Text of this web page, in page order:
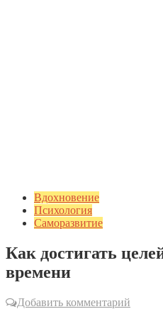
Вдохновение
Психология
Саморазвитие
Как достигать
времени
Добавить комментарий